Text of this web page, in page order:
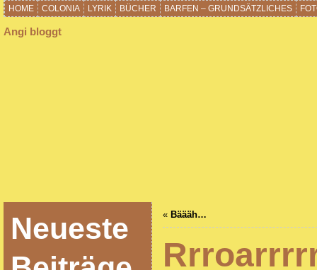
HOME COLONIA LYRIK BÜCHER BARFEN – GRUNDSÄTZLICHES
Angi bloggt
Neueste
« Bäääh…